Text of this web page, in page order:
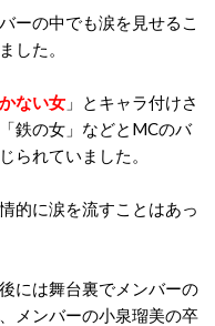
ーの中でも涙を見せるこ
した。
ない女 」とキャラ付けさ
鉄の女」などとMCのバ
られていました。
的に涙を流すことはあっ
には舞台裏でメンバーの
メンバーの小泉瑠美の卒